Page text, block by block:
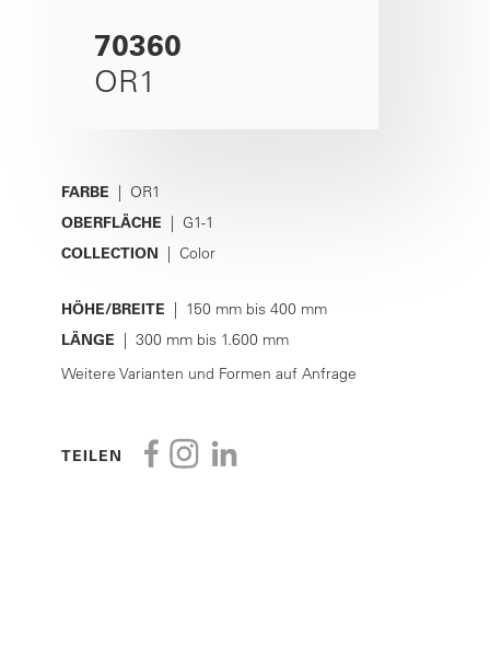
70360
OR1
FARBE | OR1
OBERFLÄCHE | G1-1
COLLECTION | Color
HÖHE/BREITE | 150 mm bis 400 mm
LÄNGE | 300 mm bis 1.600 mm
Weitere Varianten und Formen auf Anfrage
TEILEN